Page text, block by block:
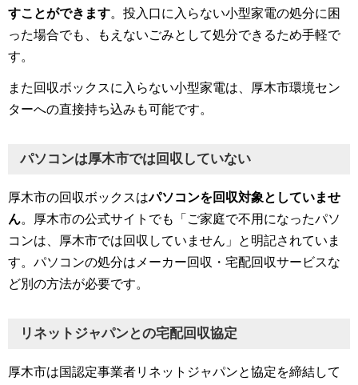
すことができます。投入口に入らない小型家電の処分に困
った場合でも、もえないごみとして処分できるため手軽で
す。
また回収ボックスに入らない小型家電は、厚木市環境セン
ターへの直接持ち込みも可能です。
パソコンは厚木市では回収していない
厚木市の回収ボックスはパソコンを回収対象としていませ
ん。厚木市の公式サイトでも「ご家庭で不用になったパソ
コンは、厚木市では回収していません」と明記されていま
す。パソコンの処分はメーカー回収・宅配回収サービスな
ど別の方法が必要です。
リネットジャパンとの宅配回収協定
厚木市は国認定事業者リネットジャパンと協定を締結して